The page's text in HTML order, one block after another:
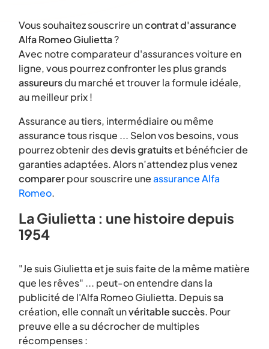
Vous souhaitez souscrire uncontrat d'assurance
Alfa Romeo Giulietta?
Avec notre comparateur d'assurances voiture en
ligne, vous pourrez confronter les plus grands
assureursdu marché et trouver la formule idéale,
au meilleur prix !
Assurance au tiers, intermédiaire ou même
assurance tous risque ... Selon vos besoins, vous
pourrez obtenir desdevis gratuitset bénéficier de
garanties adaptées. Alors n’attendez plus venez
comparerpour souscrire uneassurance Alfa
Romeo.
La Giulietta : une histoire depuis
1954
"Je suis Giulietta et je suis faite de la même matière
que les rêves" ... peut-on entendre dans la
publicité de l'Alfa Romeo Giulietta. Depuis sa
création, elle connaît unvéritable succès. Pour
preuve elle a su décrocher de multiples
récompenses :